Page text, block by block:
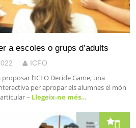
a escoles o grups d’adults
ICFO
l’ICFO Decide Game, una
per apropar els alumnes el món
– Llegeix-ne més…